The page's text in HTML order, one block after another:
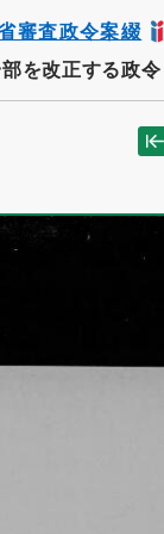
審査政令案綴
を改正する政令